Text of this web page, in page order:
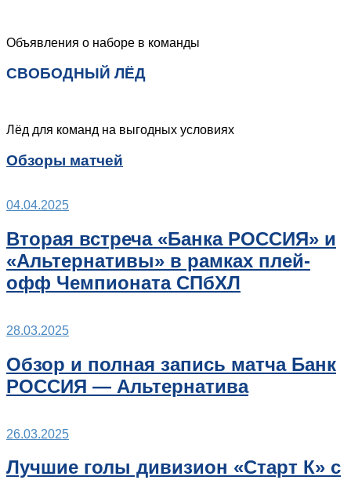
Объявления о наборе в команды
СВОБОДНЫЙ ЛЁД
Лёд для команд на выгодных условиях
Обзоры матчей
04.04.2025
Вторая встреча «Банка РОССИЯ» и
«Альтернативы» в рамках плей-
офф Чемпионата СПбХЛ
28.03.2025
Обзор и полная запись матча Банк
РОССИЯ — Альтернатива
26.03.2025
Лучшие голы дивизион «Старт К» с